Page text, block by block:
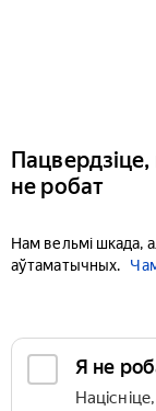
не робат
Нам вельмі шкада,
аўтаматычных.
Я не